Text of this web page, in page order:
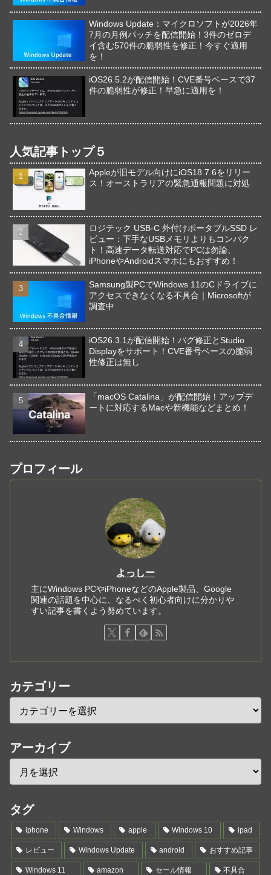
Windows Update：マイクロソフトが2026年
7月の月例パッチを配信開始！3件のゼロデ
イ含む570件の脆弱性を修正！今すぐ適用
を！
iOS26.5.2が配信開始！CVE番号ベースで37
件の脆弱性が修正！早急に適用を！
人気記事トップ５
Appleが旧モデル向けにiOS18.7.6をリリー
ス！オーストラリアの緊急通報問題に対処
ロジテック USB-C 外付けポータブルSSD レ
ビュー：下手なUSBメモリよりもコンパク
ト！高速データ転送対応でPCは勿論、
iPhoneやAndroidスマホにもおすすめ！
Samsung製PCでWindows 11のCドライブに
アクセスできなくなる不具合｜Microsoftが
調査中
iOS26.3.1が配信開始！バグ修正とStudio
Displayをサポート！CVE番号ベースの脆弱
性修正は無し
「macOS Catalina」が配信開始！アップデ
ートに対応するMacや新機能などまとめ！
プロフィール
よっしー
主にWindows PCやiPhoneなどのApple製品、Google
関連の話題を中心に、なるべく初心者向けに分かりや
すい記事を書くよう努めています。
カテゴリー
アーカイブ
タグ
iphone Windows apple Windows 10 ipad
レビュー Windows Update android おすすめ記事
Windows 11 amazon セール情報 不具合